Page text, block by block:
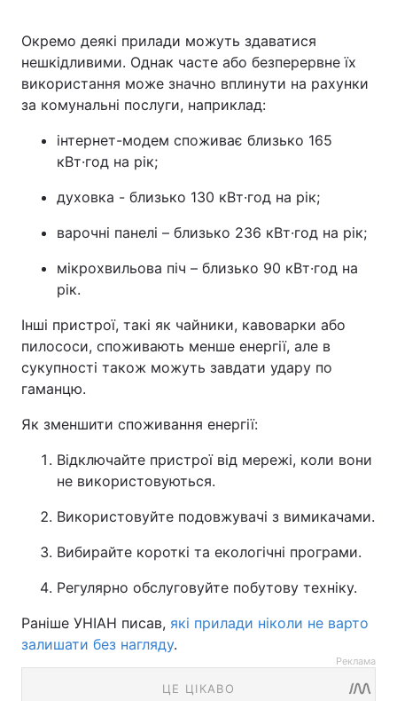
Окремо деякі прилади можуть здаватися
нешкідливими. Однак часте або безперервне їх
використання може значно вплинути на рахунки
за комунальні послуги, наприклад:
інтернет-модем споживає близько 165
кВт·год на рік;
духовка - близько 130 кВт·год на рік;
варочні панелі – близько 236 кВт·год на рік;
мікрохвильова піч – близько 90 кВт·год на
рік.
Інші пристрої, такі як чайники, кавоварки або
пилососи, споживають менше енергії, але в
сукупності також можуть завдати удару по
гаманцю.
Як зменшити споживання енергії:
Відключайте пристрої від мережі, коли вони
не використовуються.
Використовуйте подовжувачі з вимикачами.
Вибирайте короткі та екологічні програми.
Регулярно обслуговуйте побутову техніку.
Раніше УНІАН писав, які прилади ніколи не варто
залишати без нагляду.
Реклама